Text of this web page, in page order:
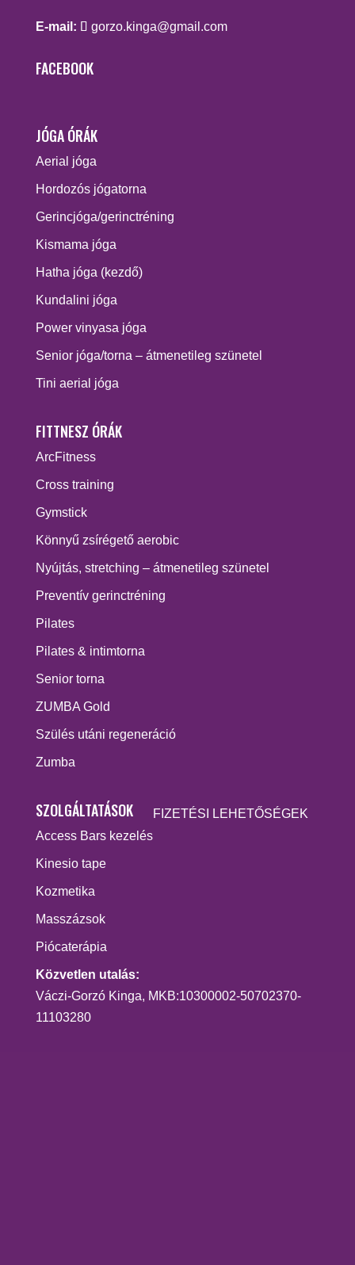
E-mail: gorzo.kinga@gmail.com
FACEBOOK
JÓGA ÓRÁK
Aerial jóga
Hordozós jógatorna
Gerincjóga/gerinctréning
Kismama jóga
Hatha jóga (kezdő)
Kundalini jóga
Power vinyasa jóga
Senior jóga/torna – átmenetileg szünetel
Tini aerial jóga
FITTNESZ ÓRÁK
ArcFitness
Cross training
Gymstick
Könnyű zsírégető aerobic
Nyújtás, stretching – átmenetileg szünetel
Preventív gerinctréning
Pilates
Pilates & intimtorna
Senior torna
ZUMBA Gold
Szülés utáni regeneráció
Zumba
SZOLGÁLTATÁSOK
Access Bars kezelés
Kinesio tape
Kozmetika
Masszázsok
Piócaterápia
FIZETÉSI LEHETŐSÉGEK
Közvetlen utalás:
Váczi-Gorzó Kinga, MKB:10300002-50702370-
11103280